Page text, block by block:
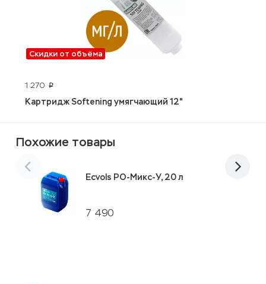
Скидки от объёма
1 270 p
Картридж Softening умягчающий 12"
Похожие товары
7 490
Ecvols РО-Микс-У, 20 л